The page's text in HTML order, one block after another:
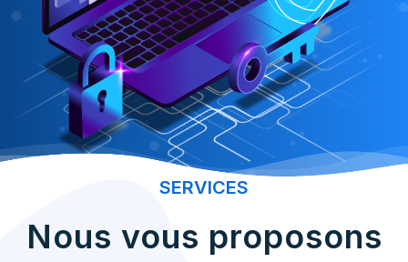
SERVICES
Nous vous proposons